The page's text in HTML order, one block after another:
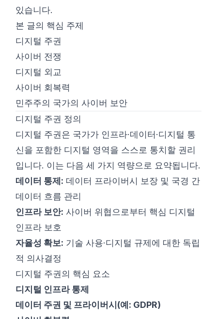
있습니다.
본 글의 핵심 주제
디지털 주권
사이버 전쟁
디지털 외교
사이버 회복력
민주주의 국가의 사이버 보안
디지털 주권 정의
디지털 주권은 국가가 인프라·데이터·디지털 통
신을 포함한 디지털 영역을 스스로 통치할 권리
입니다. 이는 다음 세 가지 역량으로 요약됩니다.
데이터 통제: 데이터 프라이버시 보장 및 국경 간
데이터 흐름 관리
인프라 보안: 사이버 위협으로부터 핵심 디지털
인프라 보호
자율성 확보: 기술 사용·디지털 규제에 대한 독립
적 의사결정
디지털 주권의 핵심 요소
디지털 인프라 통제
데이터 주권 및 프라이버시(예: GDPR)